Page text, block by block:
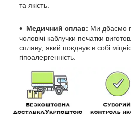
та якість.
Медичний сплав: Ми дбаємо
чоловічі каблучки печатки
сплаву, який поєднує в собі
гіпоалергенність.